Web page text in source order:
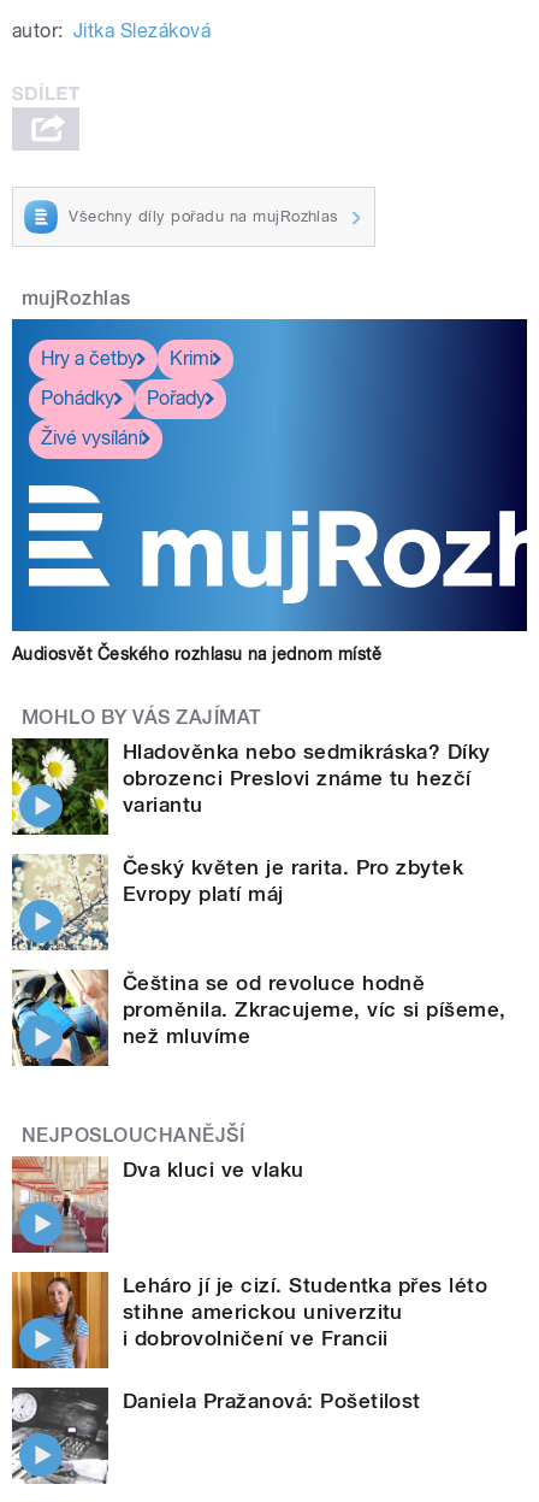
autor: Jitka Slezáková
Všechny díly pořadu na mujRozhlas
mujRozhlas
Hry a četby
Krimi
Pohádky
Pořady
Živé vysílání
Audiosvět Českého rozhlasu na jednom místě
MOHLO BY VÁS ZAJÍMAT
Hladověnka nebo sedmikráska? Díky
obrozenci Preslovi známe tu hezčí
variantu
Český květen je rarita. Pro zbytek
Evropy platí máj
Čeština se od revoluce hodně
proměnila. Zkracujeme, víc si píšeme,
než mluvíme
NEJPOSLOUCHANĚJŠÍ
Dva kluci ve vlaku
Leháro jí je cizí. Studentka přes léto
stihne americkou univerzitu
i dobrovolničení ve Francii
Daniela Pražanová: Pošetilost